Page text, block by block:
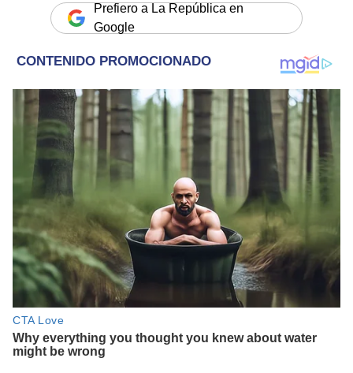
Prefiero a La República en
Google